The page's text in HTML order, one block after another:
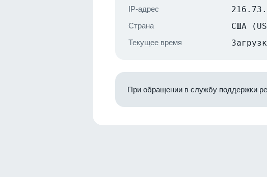
IP-адрес
Страна США
Текущее время
При обращении в службу поддержки